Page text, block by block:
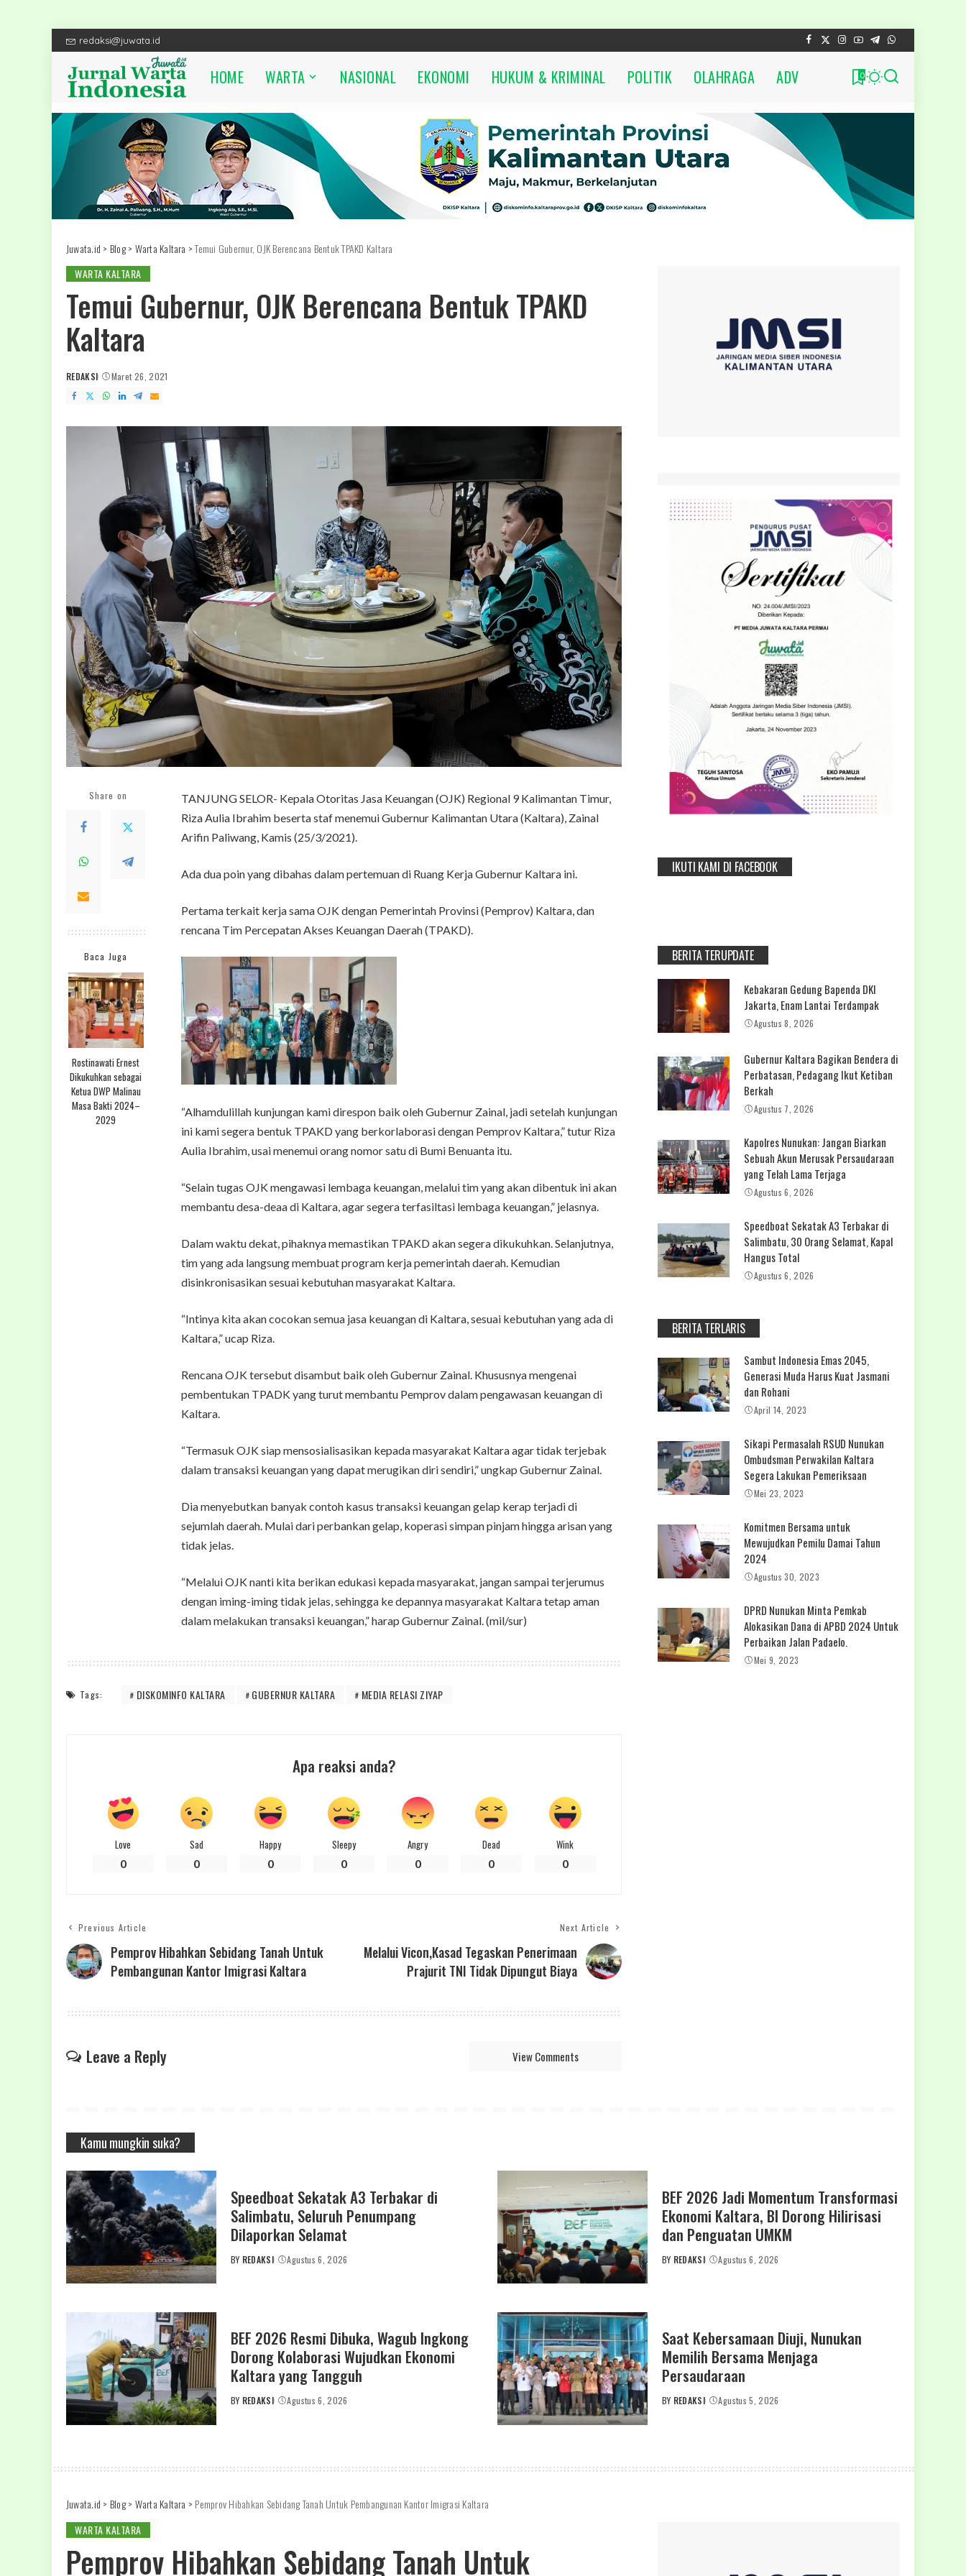
redaksi@juwata.id
HOME WARTA NASIONAL EKONOMI HUKUM & KRIMINAL POLITIK OLAHRAGA ADV 0
Juwata.id > Blog> Warta Kaltara >Temui Gubernur, OJK Berencana Bentuk TPAKD Kaltara
WARTA KALTARA
Temui Gubernur, OJK Berencana Bentuk TPAKD
Kaltara
POSTED
BY
REDAKSI Maret 26, 2021
Share on
Baca Juga
Rostinawati Ernest
Dikukuhkan sebagai
Ketua DWP Malinau
Masa Bakti 2024–
2029
TANJUNG SELOR- Kepala Otoritas Jasa Keuangan (OJK) Regional 9 Kalimantan Timur,
Riza Aulia Ibrahim beserta staf menemui Gubernur Kalimantan Utara (Kaltara), Zainal
Arifin Paliwang, Kamis (25/3/2021).
Ada dua poin yang dibahas dalam pertemuan di Ruang Kerja Gubernur Kaltara ini.
Pertama terkait kerja sama OJK dengan Pemerintah Provinsi (Pemprov) Kaltara, dan
rencana Tim Percepatan Akses Keuangan Daerah (TPAKD).
“Alhamdulillah kunjungan kami direspon baik oleh Gubernur Zainal, jadi setelah kunjungan
ini kami segera bentuk TPAKD yang berkorlaborasi dengan Pemprov Kaltara,” tutur Riza
Aulia Ibrahim, usai menemui orang nomor satu di Bumi Benuanta itu.
“Selain tugas OJK mengawasi lembaga keuangan, melalui tim yang akan dibentuk ini akan
membantu desa-deaa di Kaltara, agar segera terfasiltasi lembaga keuangan,” jelasnya.
Dalam waktu dekat, pihaknya memastikan TPAKD akan segera dikukuhkan. Selanjutnya,
tim yang ada langsung membuat program kerja pemerintah daerah. Kemudian
disinkronisasikan sesuai kebutuhan masyarakat Kaltara.
“Intinya kita akan cocokan semua jasa keuangan di Kaltara, sesuai kebutuhan yang ada di
Kaltara,” ucap Riza.
Rencana OJK tersebut disambut baik oleh Gubernur Zainal. Khususnya mengenai
pembentukan TPADK yang turut membantu Pemprov dalam pengawasan keuangan di
Kaltara.
“Termasuk OJK siap mensosialisasikan kepada masyarakat Kaltara agar tidak terjebak
dalam transaksi keuangan yang dapat merugikan diri sendiri,” ungkap Gubernur Zainal.
Dia menyebutkan banyak contoh kasus transaksi keuangan gelap kerap terjadi di
sejumlah daerah. Mulai dari perbankan gelap, koperasi simpan pinjam hingga arisan yang
tidak jelas.
“Melalui OJK nanti kita berikan edukasi kepada masyarakat, jangan sampai terjerumus
dengan iming-iming tidak jelas, sehingga ke depannya masyarakat Kaltara tetap aman
dalam melakukan transaksi keuangan,” harap Gubernur Zainal. (mil/sur)
Tags: DISKOMINFO KALTARA GUBERNUR KALTARA MEDIA RELASI ZIYAP
Apa reaksi anda?
Love
0
Sad
0
Happy
0
Sleepy
0
Angry
0
Dead
0
Wink
0
Previous Article
Pemprov Hibahkan Sebidang Tanah Untuk
Pembangunan Kantor Imigrasi Kaltara
Next Article
Melalui Vicon,Kasad Tegaskan Penerimaan
Prajurit TNI Tidak Dipungut Biaya
Leave a Reply View Comments
IKUTI KAMI DI FACEBOOK
BERITA TERUPDATE
Kebakaran Gedung Bapenda DKI
Jakarta, Enam Lantai Terdampak
Agustus 8, 2026
Gubernur Kaltara Bagikan Bendera di
Perbatasan, Pedagang Ikut Ketiban
Berkah
Agustus 7, 2026
Kapolres Nunukan: Jangan Biarkan
Sebuah Akun Merusak Persaudaraan
yang Telah Lama Terjaga
Agustus 6, 2026
Speedboat Sekatak A3 Terbakar di
Salimbatu, 30 Orang Selamat, Kapal
Hangus Total
Agustus 6, 2026
BERITA TERLARIS
Sambut Indonesia Emas 2045,
Generasi Muda Harus Kuat Jasmani
dan Rohani
April 14, 2023
Sikapi Permasalah RSUD Nunukan
Ombudsman Perwakilan Kaltara
Segera Lakukan Pemeriksaan
Mei 23, 2023
Komitmen Bersama untuk
Mewujudkan Pemilu Damai Tahun
2024
Agustus 30, 2023
DPRD Nunukan Minta Pemkab
Alokasikan Dana di APBD 2024 Untuk
Perbaikan Jalan Padaelo.
Mei 9, 2023
Kamu mungkin suka?
Speedboat Sekatak A3 Terbakar di
Salimbatu, Seluruh Penumpang
Dilaporkan Selamat
POSTED
BY REDAKSI Agustus 6, 2026
BEF 2026 Jadi Momentum Transformasi
Ekonomi Kaltara, BI Dorong Hilirisasi
dan Penguatan UMKM
POSTED
BY REDAKSI Agustus 6, 2026
BEF 2026 Resmi Dibuka, Wagub Ingkong
Dorong Kolaborasi Wujudkan Ekonomi
Kaltara yang Tangguh
POSTED
BY REDAKSI Agustus 6, 2026
Saat Kebersamaan Diuji, Nunukan
Memilih Bersama Menjaga
Persaudaraan
POSTED
BY REDAKSI Agustus 5, 2026
Juwata.id > Blog> Warta Kaltara > Pemprov Hibahkan Sebidang Tanah Untuk Pembangunan Kantor Imigrasi Kaltara
WARTA KALTARA
Pemprov Hibahkan Sebidang Tanah Untuk